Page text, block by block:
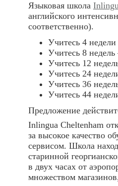
Языковая школа
английского
соответственно).
Учитесь 4 недели
Учитесь 8 недель
Учитесь 12
Учитесь 24
Учитесь 36
Учитесь 44
Предложение
Inlingua Cheltenham
за высокое качество
сервисом. Школа
старинной
в двух часах от
множеством